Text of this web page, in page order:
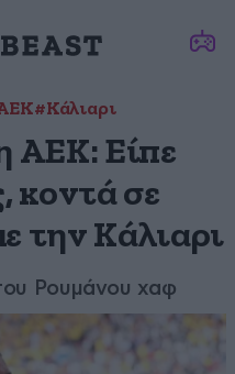
#Κάλιαρι
ΑΕΚ: Είπε
κοντά σε
την Κάλιαρι
Ρουμάνου χαφ